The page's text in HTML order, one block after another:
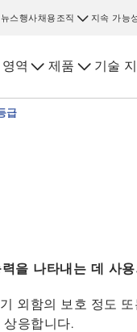
뉴스행사채용 조직 지속 가능
역 제품 기술
급
을 나타내는 데 사
외함의 보호 정도
응합니다.